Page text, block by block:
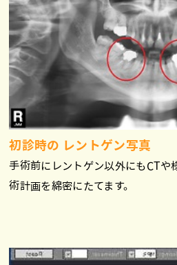
初診時の レントゲン写真
手術前にレントゲン以外にもCTや
術計画を綿密にたてます。